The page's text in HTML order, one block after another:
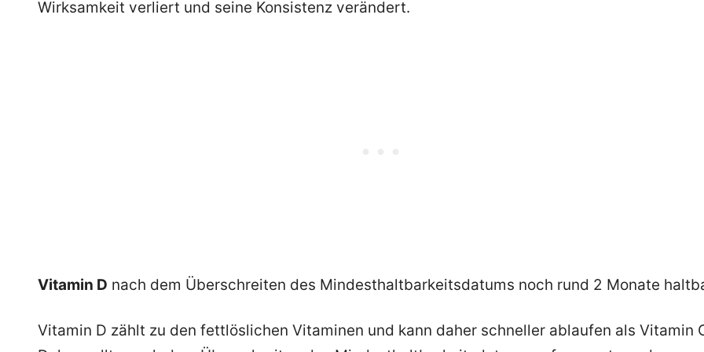
Wirksamkeit verliert und seine Konsistenz verändert.
Vitamin D nach dem Überschreiten des Mindesthaltbarkeitsdatums noch rund 2 Monate
Vitamin D zählt zu den fettlöslichen Vitaminen und kann daher schneller ablaufen als Vitamin